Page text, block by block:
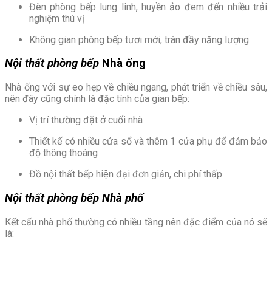
Đèn phòng bếp lung linh, huyền ảo đem đến nhiều trải
nghiệm thú vị
Không gian phòng bếp tươi mới, tràn đầy năng lượng
Nội thất phòng bếp Nhà ống
Nhà ống với sự eo hẹp về chiều ngang, phát triển về chiều sâu,
nên đây cũng chính là đặc tính của gian bếp:
Vị trí thường đặt ở cuối nhà
Thiết kế có nhiều cửa sổ và thêm 1 cửa phụ để đảm bảo
độ thông thoáng
Đồ nội thất bếp hiện đại đơn giản, chi phí thấp
Nội thất phòng bếp Nhà phố
Kết cấu nhà phố thường có nhiều tầng nên đặc điểm của nó sẽ
là: